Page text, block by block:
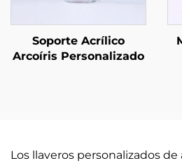
Soporte Acrílico
Arcoíris Personalizado
Los llaveros personalizados